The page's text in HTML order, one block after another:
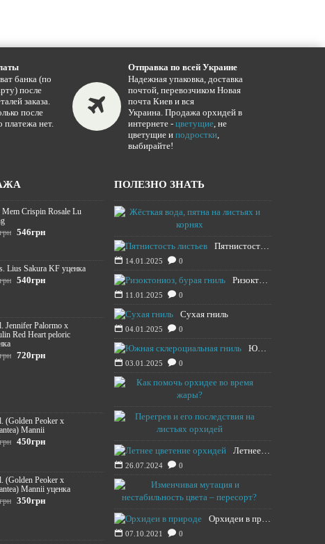
банка (по
после
заказа.
после
платежа нет.
Отправка по всей Украине
Надежная упаковка, доставка
почтой, перевозчиком Новая
почта Киев и вся
Украина. Продажа орхидей в
интернете - цветущие, не
цветущие и подростки,
выбирайте!
Mem Crispin Rosale Lu
546грн
Lius Sakura KF уценка
540грн
Jennifer Palormo x
Red Heart peloric
720грн
(Golden Peoker x
Mannii
450грн
(Golden Peoker x
Mannii уценка
350грн
ПОЛЕЗНО ЗНАТЬ
Пятнистость листьев
14.01.2025 0
Ризоктониоз, бурая гниль
11.01.2025 0
Сухая гниль
04.01.2025 0
Южная склероциальная гниль
03.01.2025 0
Летнее цветение орхидей
26.07.2024 0
Орхидеи в природе
07.10.2021 0